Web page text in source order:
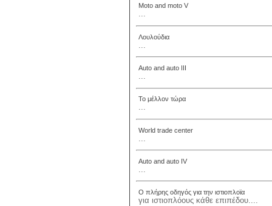
Moto and moto V
...
Λουλούδια
Auto and auto III
Το μέλλον τώρα
...
World trade center
Auto and auto IV
Ο πλήρης οδηγός για την ιστιοπλοϊα
για ιστιοπλόους κάθε επιπέδου....